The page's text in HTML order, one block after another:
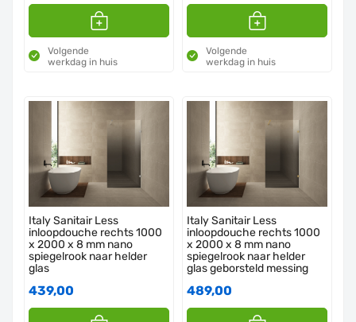
Volgende
werkdag in huis
Volgende
werkdag in huis
Italy Sanitair Less
inloopdouche rechts 1000
x 2000 x 8 mm nano
spiegelrook naar helder
glas
439,00
Italy Sanitair Less
inloopdouche rechts 1000
x 2000 x 8 mm nano
spiegelrook naar helder
glas geborsteld messing
489,00